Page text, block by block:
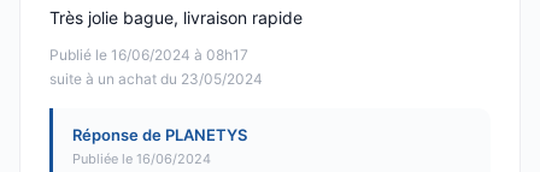
Publié le 16/06/2024 à 08h17
suite à un achat du 23/05/2024
Très jolie bague, livraison rapide
Réponse de PLANETYS
Publiée le 16/06/2024